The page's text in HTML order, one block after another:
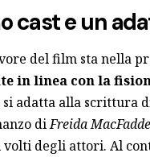
cast e un
del film sta nella
in linea con la
si adatta alla scrittura
diFreida
volti degli attori. Al